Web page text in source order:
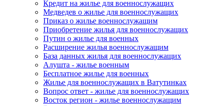
Кредит на жилье для военнослужащих
Медведев о жилье для военнослужащих
Приказ о жилье военнослужащим
Приобретение жилья для военнослужащих
Путин о жилье для военных
Расширение жилья военнослужащим
База данных жилья для военнослужащих
Алушта - жилье военным
Бесплатное жилье для военных
Жилье для военнослужащих в Ватутинках
Вопрос ответ - жилье для военнослужащих
Восток регион - жилье военнослужащим